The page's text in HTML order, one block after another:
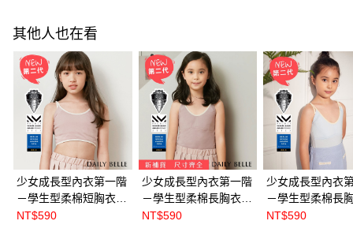
其他人也在看
少女成長型內衣第一階
－學生型柔棉短胸衣 -
莫蘭迪款 紫
NT$590
少女成長型內衣第一階
－學生型柔棉長胸衣 -
莫蘭迪款 紫
NT$590
少女成長型內衣
－學生型柔棉長
藍【S5615】
NT$590